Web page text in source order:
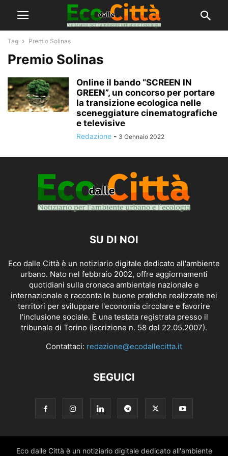
Tag Premio Solinas
Premio Solinas
Online il bando “SCREEN IN
GREEN”, un concorso per portare
la transizione ecologica nelle
sceneggiature cinematografiche
e televisive
Redazione - 3 Gennaio 2022
SU DI NOI
Eco dalle Città è un notiziario digitale dedicato all'ambiente
urbano. Nato nel febbraio 2002, offre aggiornamenti
quotidiani sulla cronaca ambientale nazionale e
internazionale e racconta le buone pratiche realizzate nei
territori per sviluppare l'economia circolare e favorire
l'inclusione sociale. È una testata registrata presso il
tribunale di Torino (iscrizione n. 58 del 22.05.2007).
Contattaci: redazione@ecodallecitta.it
SEGUICI
Eco dalle Città è un notiziario digitale dedicato all'ambiente